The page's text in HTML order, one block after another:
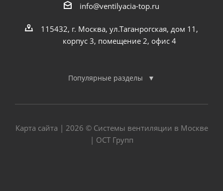
info@ventilyacia-top.ru
115432, г. Москва, ул.Таганрогская, дом 11,
корпус 3, помещение 2, офис 4
Популярные разделы
Карта сайта | 2026 © Системы вентиляции в Москве
| ОСТ Групп